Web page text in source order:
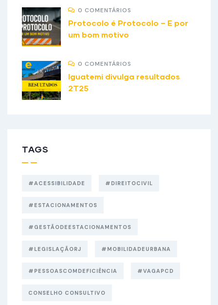
0 COMENTÁRIOS
Protocolo é Protocolo – E por
um bom motivo
0 COMENTÁRIOS
Iguatemi divulga resultados
2T25
TAGS
#ACESSIBILIDADE #DIREITOCIVIL
#ESTACIONAMENTOS
#GESTÃODEESTACIONAMENTOS
#LEGISLAÇÃORJ #MOBILIDADEURBANA
#PESSOASCOMDEFICIÊNCIA #VAGAPCD
CONSELHO CONSULTIVO